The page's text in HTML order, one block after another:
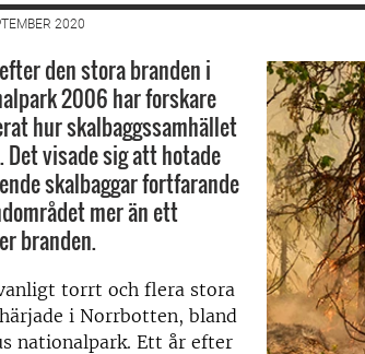
2020
den stora branden i
2006 har forskare
hur skalbaggssamhället
visade sig att hotade
skalbaggar fortfarande
mer än ett
branden.
torrt och flera stora
i Norrbotten, bland
nationalpark. Ett år efter